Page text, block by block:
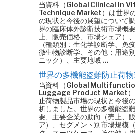
当資料（Global Clinical in
Technique Market）は世界
の現状と今後の展望について
界の臨床体外診断技術市場概
上、販売価格、市場シェア）
（種類別：生化学診断学、免
微生物診断学、その他；用途
ニック）、主要地域 …
世界の多機能盗難防止荷
当資料（Global
Luggage Product Market）
止荷物製品市場の現状と今後
析しました。世界の多機能盗
要、主要企業の動向（売上、
ア）、セグメント別市場規模